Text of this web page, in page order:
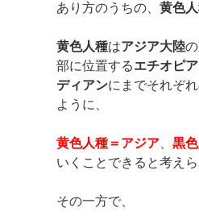
あり方のうちの、 黄色
黄色人種はアジア大陸
部に位置するエチオピア
ディアンにまでそれぞ
ように、
黄色人種＝アジア 黒
いくことできると考え
その一方で、